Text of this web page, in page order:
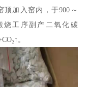
加入窑内，于900～
烧工序副产二氧化碳
。